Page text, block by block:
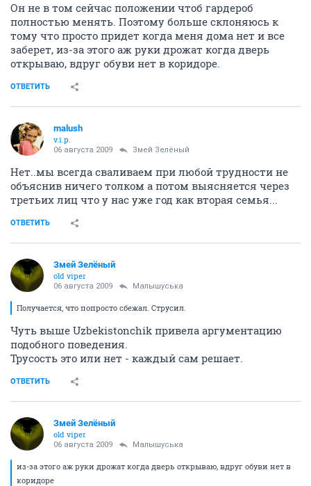
Он не в том сейчас положении чтоб гардероб
полностью менять. Поэтому больше склоняюсь к
тому что просто придет когда меня дома нет и все
заберет, из-за этого аж руки дрожат когда дверь
открываю, вдруг обуви нет в коридоре.
ОТВЕТИТЬ
malush
v.i.p.
06 августа 2009 Змей Зелёный
Нет..мы всегда сваливаем при любой трудности не
объяснив ничего толком а потом выясняется через
третьих лиц что у нас уже год как вторая семья...
ОТВЕТИТЬ
Змей Зелёный
old viper
06 августа 2009 Малышуська
Получается, что попросто сбежал. Струсил.
Чуть выше Uzbekistonchik привела аргументацию
подобного поведения.
Трусость это или нет - каждый сам решает.
ОТВЕТИТЬ
Змей Зелёный
old viper
06 августа 2009 Малышуська
из-за этого аж руки дрожат когда дверь открываю, вдруг обуви нет в
коридоре